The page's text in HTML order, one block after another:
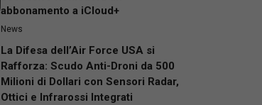
abbonamento a iCloud+
News
La Difesa dell’Air Force USA si
Rafforza: Scudo Anti-Droni da 500
Milioni di Dollari con Sensori Radar,
Ottici e Infrarossi Integrati